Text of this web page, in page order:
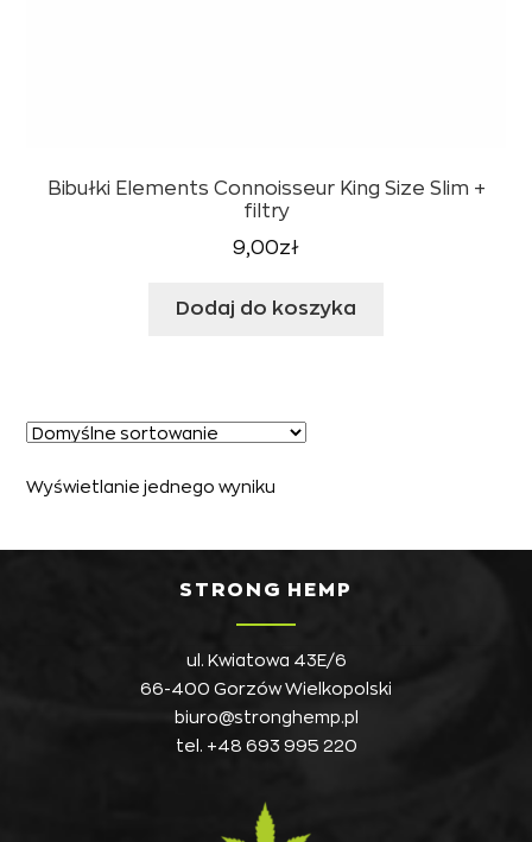
Bibułki Elements Connoisseur King Size Slim +
filtry
9,00zł
Dodaj do koszyka
Wyświetlanie jednego wyniku
STRONG HEMP
ul. Kwiatowa 43E/6
66-400 Gorzów Wielkopolski
biuro@stronghemp.pl
tel. +48 693 995 220